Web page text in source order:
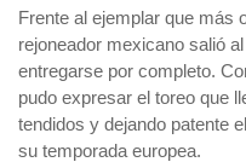
Frente al ejemplar que más
rejoneador mexicano salió
entregarse por completo.
pudo expresar el toreo que
tendidos y dejando patente
su temporada europea.